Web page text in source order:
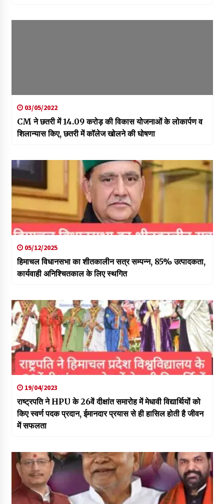
03/05/2022
CM ने छतरी में 14.09 करोड़ की विकास योजनाओं के लोकार्पण व
शिलान्यास किए, छतरी में कॉलेज खोलने की घोषणा
05/12/2025
हिमाचल विधानसभा का शीतकालीन सत्र सम्पन्न, 85% उत्पादकता,
कार्यवाही अनिश्चितकाल के लिए स्थगित
19/04/2023
राष्ट्रपति ने HPU के 26वें दीक्षांत समारोह में मेधावी विद्यार्थियों को
किए स्वर्ण पदक प्रदान, ईमानदार प्रयास से ही हासिल होती है जीवन
में सफलता